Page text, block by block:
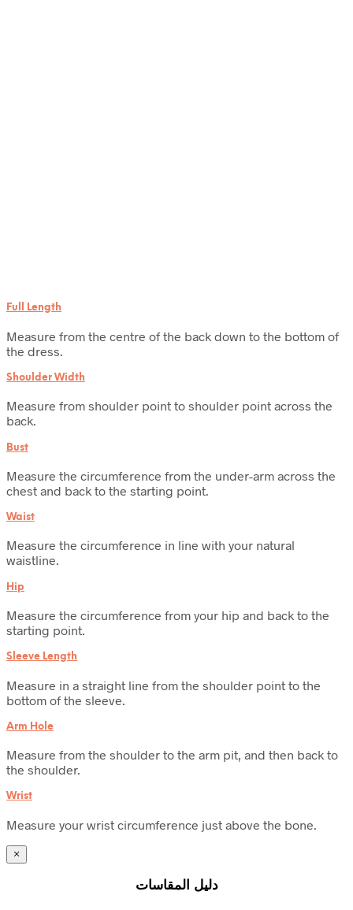
Full Length
Measure from the centre of the back down to the bottom of
the dress.
Shoulder Width
Measure from shoulder point to shoulder point across the
back.
Bust
Measure the circumference from the under-arm across the
chest and back to the starting point.
Waist
Measure the circumference in line with your natural
waistline.
Hip
Measure the circumference from your hip and back to the
starting point.
Sleeve Length
Measure in a straight line from the shoulder point to the
bottom of the sleeve.
Arm Hole
Measure from the shoulder to the arm pit, and then back to
the shoulder.
Wrist
Measure your wrist circumference just above the bone.
×
دليل المقاسات